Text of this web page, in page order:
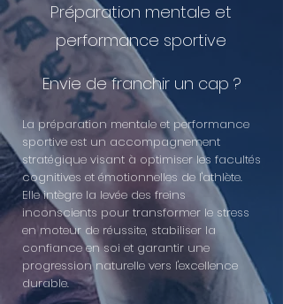
Préparation mentale et
performance sportive
Envie de franchir un cap ?
La préparation mentale et performance
sportive est un accompagnement
stratégique visant à optimiser les facultés
cognitives et émotionnelles de l'athlète.
Elle intègre la levée des freins
inconscients pour transformer le stress
en moteur de réussite, stabiliser la
confiance en soi et garantir une
progression naturelle vers l'excellence
durable.